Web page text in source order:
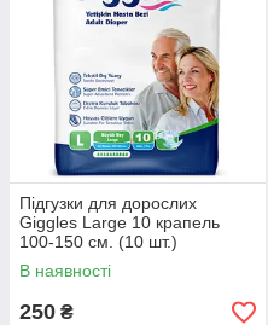
Підгузки для дорослих
Giggles Large 10 крапель
100-150 см. (10 шт.)
В наявності
250 ₴